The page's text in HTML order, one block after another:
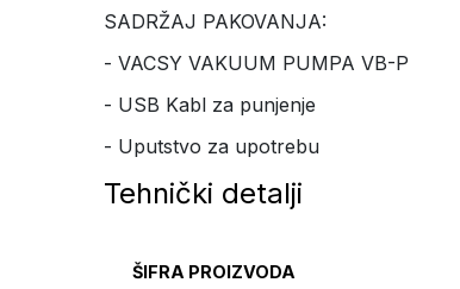
SADRŽAJ PAKOVANJA:
- VACSY VAKUUM PUMPA VB-P
- USB Kabl za punjenje
- Uputstvo za upotrebu
Tehnički detalji
ŠIFRA PROIZVODA